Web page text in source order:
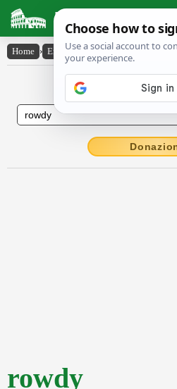
Latin Dictionary
Home › English-Latin › rowdy
English to
rowdy